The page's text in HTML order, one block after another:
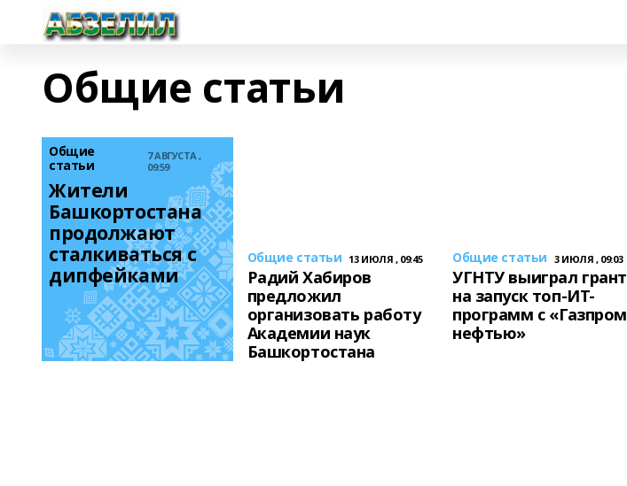
Общие статьи
Общие
статьи
7 АВГУСТА ,
09:59
Жители
Башкортостана
продолжают
сталкиваться с
дипфейками
Общие статьи 13 ИЮЛЯ , 09:45
Радий Хабиров
предложил
организовать работу
Академии наук
Башкортостана
Общие статьи 3 ИЮЛЯ , 09:03
УГНТУ выиграл грант
на запуск топ-ИТ-
программ с «Газпром
нефтью»